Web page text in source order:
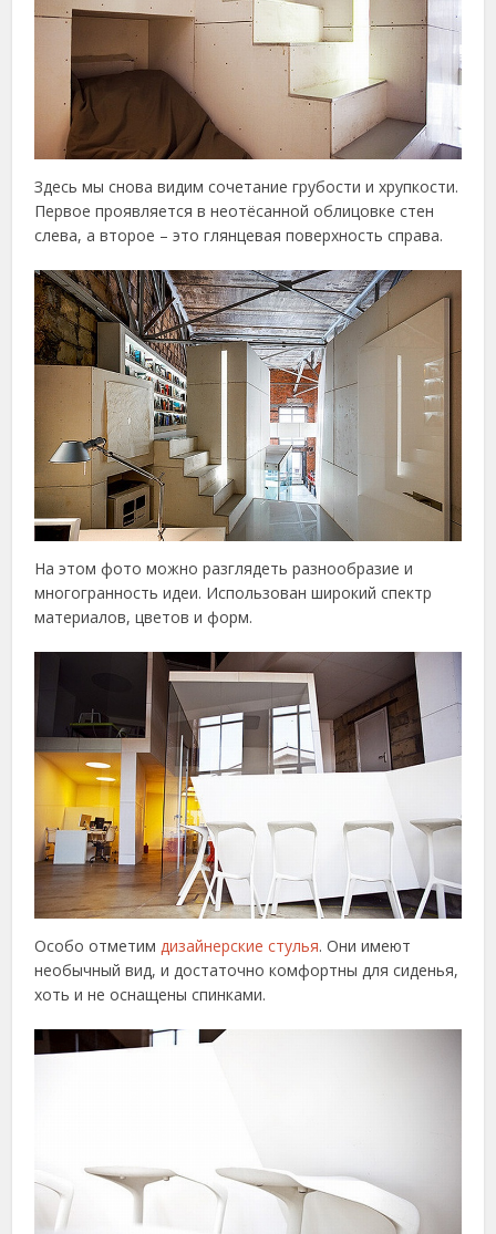
Здесь мы снова видим сочетание грубости и хрупкости.
Первое проявляется в неотёсанной облицовке стен
слева, а второе – это глянцевая поверхность справа.
На этом фото можно разглядеть разнообразие и
многогранность идеи. Использован широкий спектр
материалов, цветов и форм.
Особо отметимдизайнерские стулья. Они имеют
необычный вид, и достаточно комфортны для сиденья,
хоть и не оснащены спинками.